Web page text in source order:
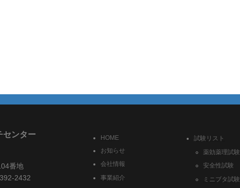
センター
番地
2432
HOME
お知らせ
会社情報
事業紹介
試験リスト
薬効薬理試験
安全性試験
ミニブタ試験